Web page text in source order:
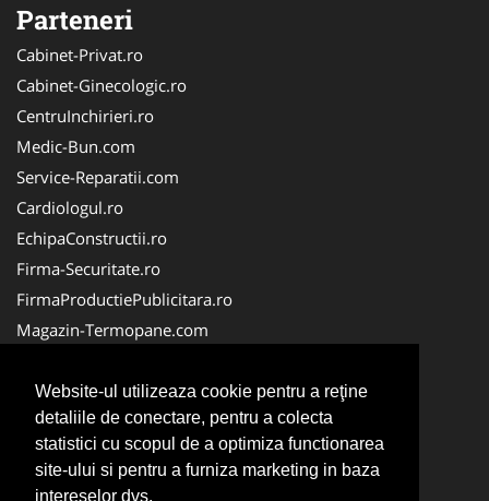
Website-ul utilizeaza cookie pentru a reţine
detaliile de conectare, pentru a colecta
statistici cu scopul de a optimiza functionarea
site-ului si pentru a furniza marketing in baza
intereselor dvs.
Parteneri
Cabinet-Privat.ro
Cabinet-Ginecologic.ro
CentruInchirieri.ro
Medic-Bun.com
Service-Reparatii.com
Cardiologul.ro
EchipaConstructii.ro
Firma-Securitate.ro
FirmaProductiePublicitara.ro
Magazin-Termopane.com
CramaVinuri.ro
FirmaTractariAuto.ro
InstalatiiSolare.com
Pescaresc.ro